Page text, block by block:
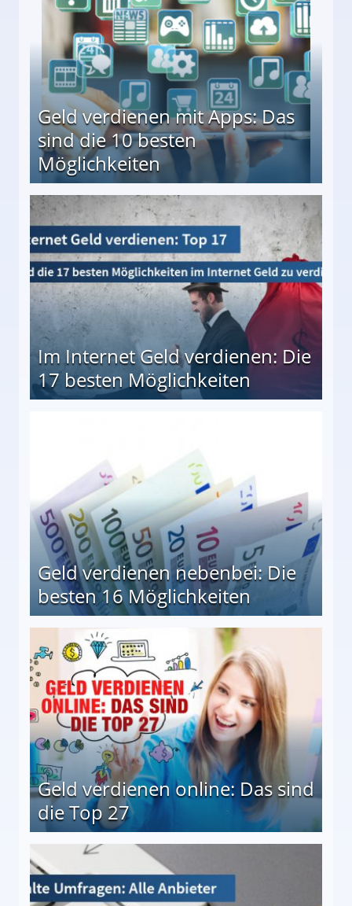
Geld verdienen mit Apps: Das
sind die 10 besten
Möglichkeiten
besten Möglichkeiten
Im Internet Geld verdienen: Die
17 besten Möglichkeiten
Geld verdienen nebenbei: Die
besten 16 Möglichkeiten
Geld verdienen online: Das sind
die Top 27